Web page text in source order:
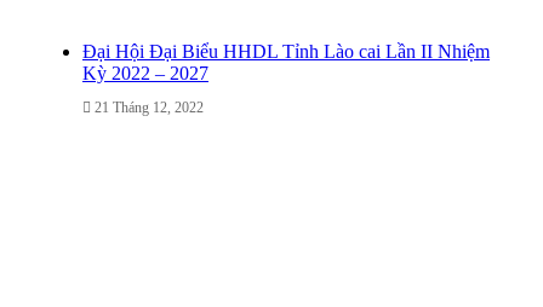
Đại Hội Đại Biểu HHDL Tỉnh Lào cai Lần II Nhiệm
Kỳ 2022 – 2027
21 Tháng 12, 2022